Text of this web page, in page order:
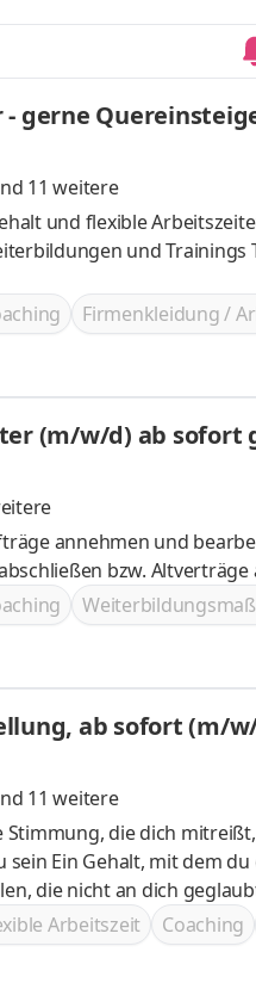
gerne
11 weitere
Firmenkleidung /
(m/w/d) ab sofort
bzw. Altverträge
ab sofort (m/
11 weitere
dich mitreißt, motiviert und
Anreiz über
die nicht an dich
Arbeitszeit Coaching